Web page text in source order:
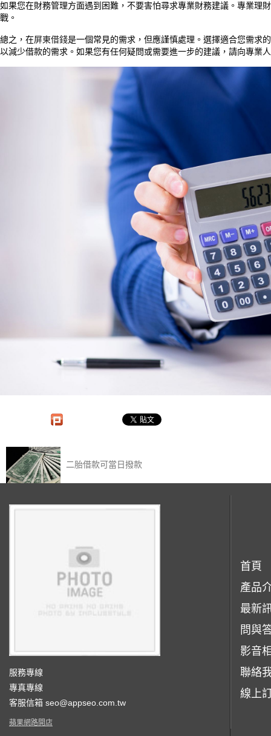
如果您在財務管理方面遇到困難，不要害怕尋求專業財務建議。專業理
戰。
總之，在屏東借錢是一個常見的需求，但應謹慎處理。選擇適合您需求
以減少借款的需求。如果您有任何疑問或需要進一步的建議，請向專業
二胎借款可當日撥款
服務專線
專真專線
客服信箱 seo@appseo.com.tw
蘋果網路開店
首頁
產品
最新
問與
影音
聯絡
線上